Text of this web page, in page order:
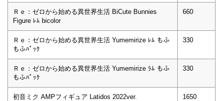
Ｒｅ：ゼロから始める異世界生活 BiCute Bunnies
Figure ﾚﾑ bicolor
660
Ｒｅ：ゼロから始める異世界生活 Yumemirize ﾚﾑ もふ
もふﾊﾟｯｸ
330
Ｒｅ：ゼロから始める異世界生活 Yumemirize ﾗﾑ もふ
もふﾊﾟｯｸ
330
初音ミク AMPフィギュア Latidos 2022ver. 1650